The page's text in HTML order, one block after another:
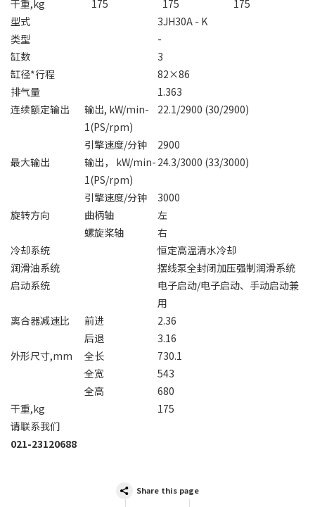
干重,kg
175 175
175
型式
3JH30A - K
类型
-
缸数
3
缸径*行程
82×86
排气量
1.363
连续额定输出
输出, kW/min-
1(PS/rpm)
22.1/2900 (30/2900)
引擎速度/分钟
2900
最大输出
输出， kW/min-
1(PS/rpm)
24.3/3000 (33/3000)
引擎速度/分钟
3000
旋转方向
曲柄轴
左
螺旋桨轴
右
冷却系统
恒定高温清水冷却
润滑油系统
摆线泵全封闭加压强制润滑系统
启动系统
电子启动/电子启动、手动启动兼
用
离合器减速比
前进
2.36
后退
3.16
外形尺寸,mm
全长
730.1
全宽
543
全高
680
干重,kg
175
请联系我们
021-23120688
Share this page